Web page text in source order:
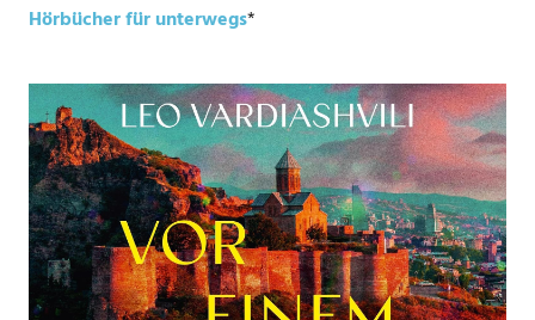
Hörbücher für unterwegs*